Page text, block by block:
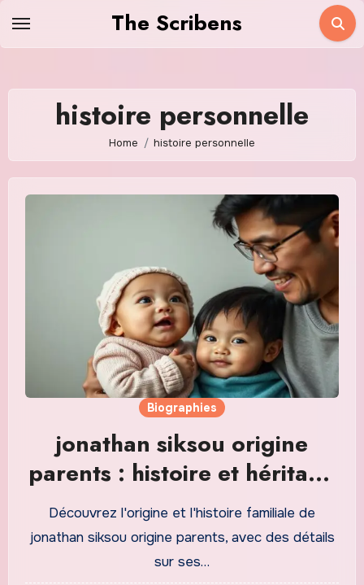
The Scribens
histoire personnelle
Home histoire personnelle
Biographies
jonathan siksou origine
parents : histoire et héritage
familial
Découvrez l'origine et l'histoire familiale de
jonathan siksou origine parents, avec des détails
sur ses…